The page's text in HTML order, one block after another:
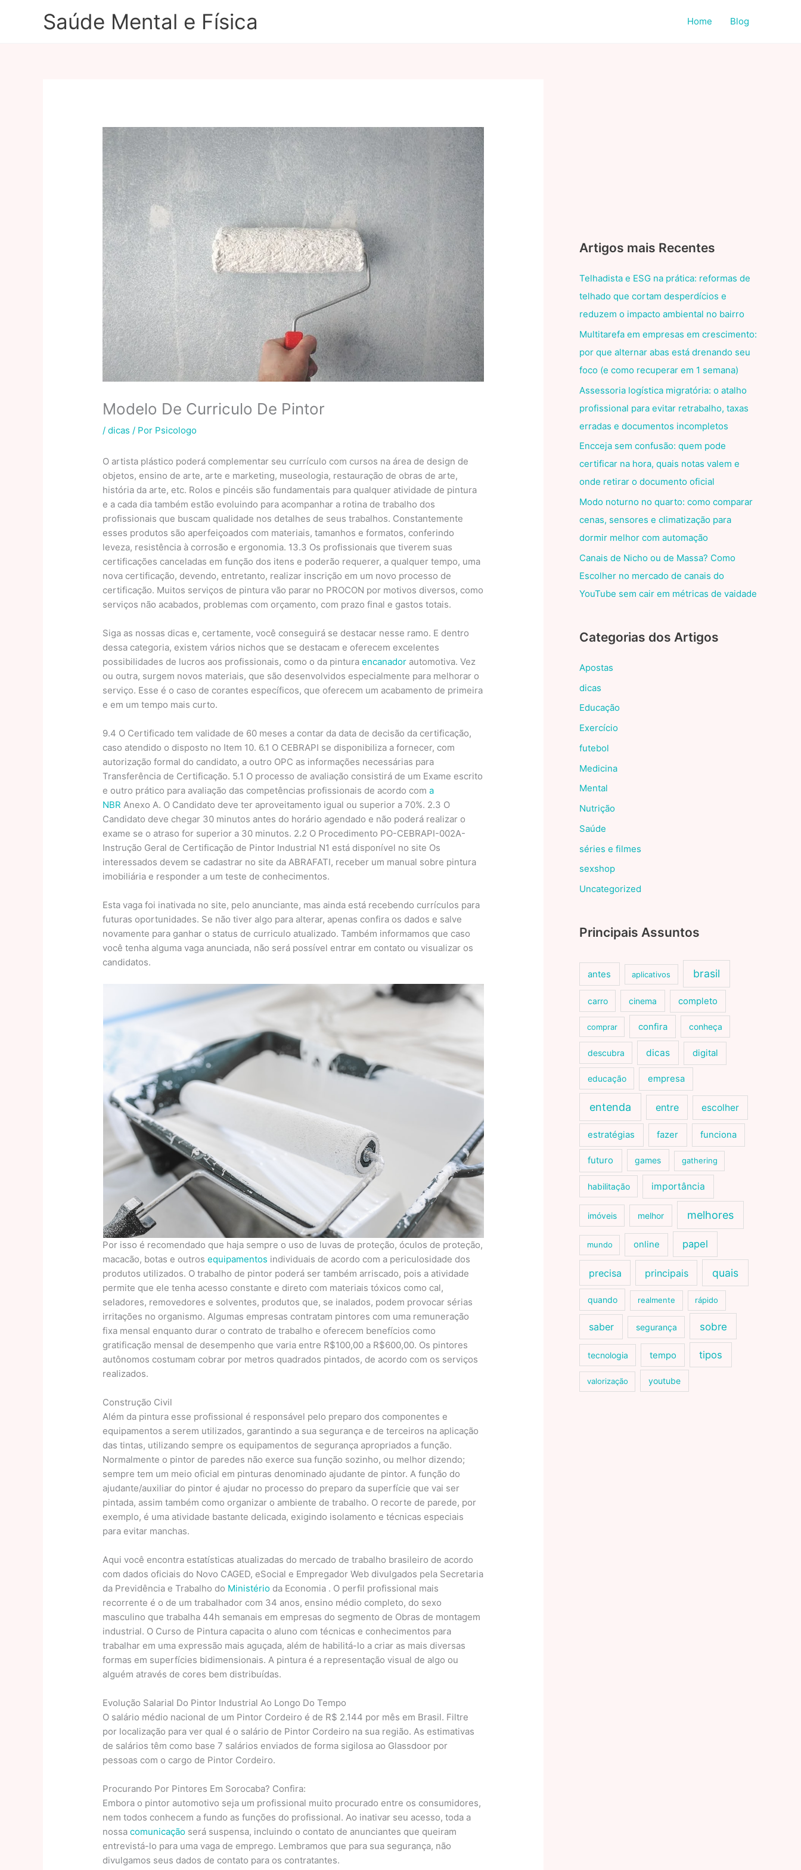
Saúde Mental e Física Home Blog
Modelo De Curriculo De Pintor
/dicas / Por Psicologo
O artista plástico poderá complementar seu currículo com cursos na área de design de
objetos, ensino de arte, arte e marketing, museologia, restauração de obras de arte,
história da arte, etc. Rolos e pincéis são fundamentais para qualquer atividade de pintura
e a cada dia também estão evoluindo para acompanhar a rotina de trabalho dos
profissionais que buscam qualidade nos detalhes de seus trabalhos. Constantemente
esses produtos são aperfeiçoados com materiais, tamanhos e formatos, conferindo
leveza, resistência à corrosão e ergonomia. 13.3 Os profissionais que tiverem suas
certificações canceladas em função dos itens e poderão requerer, a qualquer tempo, uma
nova certificação, devendo, entretanto, realizar inscrição em um novo processo de
certificação. Muitos serviços de pintura vão parar no PROCON por motivos diversos, como
serviços não acabados, problemas com orçamento, com prazo final e gastos totais.
Siga as nossas dicas e, certamente, você conseguirá se destacar nesse ramo. E dentro
dessa categoria, existem vários nichos que se destacam e oferecem excelentes
possibilidades de lucros aos profissionais, como o da pinturaencanador automotiva. Vez
ou outra, surgem novos materiais, que são desenvolvidos especialmente para melhorar o
serviço. Esse é o caso de corantes específicos, que oferecem um acabamento de primeira
e em um tempo mais curto.
9.4 O Certificado tem validade de 60 meses a contar da data de decisão da certificação,
caso atendido o disposto no Item 10. 6.1 O CEBRAPI se disponibiliza a fornecer, com
autorização formal do candidato, a outro OPC as informações necessárias para
Transferência de Certificação. 5.1 O processo de avaliação consistirá de um Exame escrito
e outro prático para avaliação das competências profissionais de acordo coma
NBR Anexo A. O Candidato deve ter aproveitamento igual ou superior a 70%. 2.3 O
Candidato deve chegar 30 minutos antes do horário agendado e não poderá realizar o
exame se o atraso for superior a 30 minutos. 2.2 O Procedimento PO-CEBRAPI-002A-
Instrução Geral de Certificação de Pintor Industrial N1 está disponível no site Os
interessados devem se cadastrar no site da ABRAFATI, receber um manual sobre pintura
imobiliária e responder a um teste de conhecimentos.
Esta vaga foi inativada no site, pelo anunciante, mas ainda está recebendo currículos para
futuras oportunidades. Se não tiver algo para alterar, apenas confira os dados e salve
novamente para ganhar o status de curriculo atualizado. Também informamos que caso
você tenha alguma vaga anunciada, não será possível entrar em contato ou visualizar os
candidatos.
Por isso é recomendado que haja sempre o uso de luvas de proteção, óculos de proteção,
macacão, botas e outrosequipamentos individuais de acordo com a periculosidade dos
produtos utilizados. O trabalho de pintor poderá ser também arriscado, pois a atividade
permite que ele tenha acesso constante e direto com materiais tóxicos como cal,
seladores, removedores e solventes, produtos que, se inalados, podem provocar sérias
irritações no organismo. Algumas empresas contratam pintores com uma remuneração
fixa mensal enquanto durar o contrato de trabalho e oferecem benefícios como
gratificação mensal de desempenho que varia entre R$100,00 a R$600,00. Os pintores
autônomos costumam cobrar por metros quadrados pintados, de acordo com os serviços
realizados.
Construção Civil
Além da pintura esse profissional é responsável pelo preparo dos componentes e
equipamentos a serem utilizados, garantindo a sua segurança e de terceiros na aplicação
das tintas, utilizando sempre os equipamentos de segurança apropriados a função.
Normalmente o pintor de paredes não exerce sua função sozinho, ou melhor dizendo;
sempre tem um meio oficial em pinturas denominado ajudante de pintor. A função do
ajudante/auxiliar do pintor é ajudar no processo do preparo da superfície que vai ser
pintada, assim também como organizar o ambiente de trabalho. O recorte de parede, por
exemplo, é uma atividade bastante delicada, exigindo isolamento e técnicas especiais
para evitar manchas.
Aqui você encontra estatísticas atualizadas do mercado de trabalho brasileiro de acordo
com dados oficiais do Novo CAGED, eSocial e Empregador Web divulgados pela Secretaria
da Previdência e Trabalho do Ministério da Economia . O perfil profissional mais
recorrente é o de um trabalhador com 34 anos, ensino médio completo, do sexo
masculino que trabalha 44h semanais em empresas do segmento de Obras de montagem
industrial. O Curso de Pintura capacita o aluno com técnicas e conhecimentos para
trabalhar em uma expressão mais aguçada, além de habilitá-lo a criar as mais diversas
formas em superfícies bidimensionais. A pintura é a representação visual de algo ou
alguém através de cores bem distribuídas.
Evolução Salarial Do Pintor Industrial Ao Longo Do Tempo
O salário médio nacional de um Pintor Cordeiro é de R$ 2.144 por mês em Brasil. Filtre
por localização para ver qual é o salário de Pintor Cordeiro na sua região. As estimativas
de salários têm como base 7 salários enviados de forma sigilosa ao Glassdoor por
pessoas com o cargo de Pintor Cordeiro.
Procurando Por Pintores Em Sorocaba? Confira:
Embora o pintor automotivo seja um profissional muito procurado entre os consumidores,
nem todos conhecem a fundo as funções do profissional. Ao inativar seu acesso, toda a
nossacomunicação será suspensa, incluindo o contato de anunciantes que queiram
entrevistá-lo para uma vaga de emprego. Lembramos que para sua segurança, não
divulgamos seus dados de contato para os contratantes.
Artigos mais Recentes
Telhadista e ESG na prática: reformas de
telhado que cortam desperdícios e
reduzem o impacto ambiental no bairro
Multitarefa em empresas em crescimento:
por que alternar abas está drenando seu
foco (e como recuperar em 1 semana)
Assessoria logística migratória: o atalho
profissional para evitar retrabalho, taxas
erradas e documentos incompletos
Encceja sem confusão: quem pode
certificar na hora, quais notas valem e
onde retirar o documento oficial
Modo noturno no quarto: como comparar
cenas, sensores e climatização para
dormir melhor com automação
Canais de Nicho ou de Massa? Como
Escolher no mercado de canais do
YouTube sem cair em métricas de vaidade
Categorias dos Artigos
Apostas
dicas
Educação
Exercício
futebol
Medicina
Mental
Nutrição
Saúde
séries e filmes
sexshop
Uncategorized
Principais Assuntos
antes aplicativos brasil
carro cinema completo
comprar confira conheça
descubra dicas digital
educação empresa
entenda entre escolher
estratégias fazer funciona
futuro games gathering
habilitação importância
imóveis melhor melhores
mundo online papel
precisa principais quais
quando realmente rápido
saber segurança sobre
tecnologia tempo tipos
valorização youtube